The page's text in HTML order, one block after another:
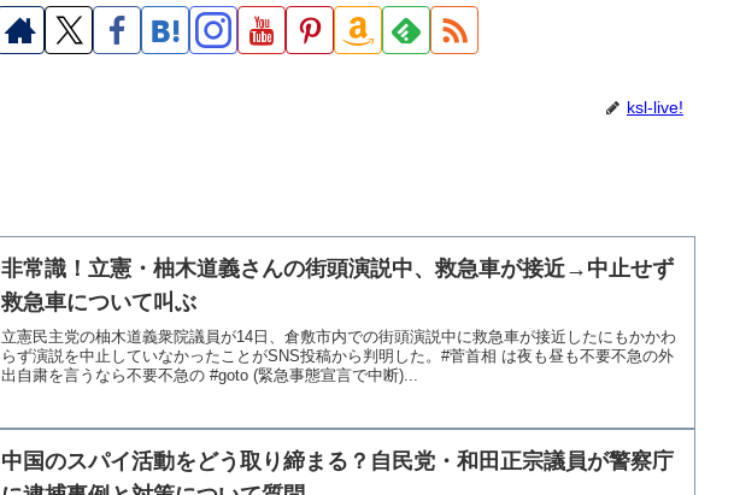
ksl-live!
非常識！立憲・柚木道義さんの街頭演説中、救急車が接近→中止せず
救急車について叫ぶ
立憲民主党の柚木道義衆院議員が14日、倉敷市内での街頭演説中に救急車が接近したにもかかわ
らず演説を中止していなかったことがSNS投稿から判明した。#菅首相 は夜も昼も不要不急の外
出自粛を言うなら不要不急の #goto (緊急事態宣言で中断)...
中国のスパイ活動をどう取り締まる？自民党・和田正宗議員が警察庁